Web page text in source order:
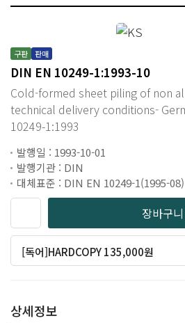
구판 판매
DIN EN 10249-1:1993-10
Cold-formed sheet piling of non
technical delivery conditions-
10249-1:1993
발행일 : 1993-10-01
발행기관 : DIN
대체표준 : DIN EN 10249-1(1995-08)
장바구
[독어]HARDCOPY 135,000원
상세정보